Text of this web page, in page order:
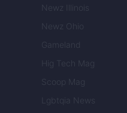
Newz Illinois
Newz Ohio
Gameland
Hig Tech Mag
Scoop Mag
Lgbtqia News